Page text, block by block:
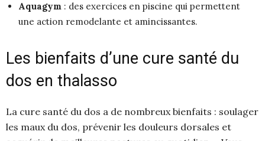
Aquagym : des exercices en piscine qui permettent
une action remodelante et amincissantes.
Les bienfaits d’une cure santé du
dos en thalasso
La cure santé du dos a de nombreux bienfaits : soulager
les maux du dos, prévenir les douleurs dorsales et